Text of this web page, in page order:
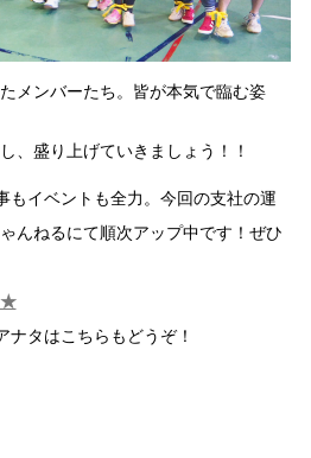
メンバーたち。皆が本気で臨む姿
、盛り上げていきましょう！！
もイベントも全力。今回の支社の運
んねるにて順次アップ中です！ぜひ
★
タはこちらもどうぞ！